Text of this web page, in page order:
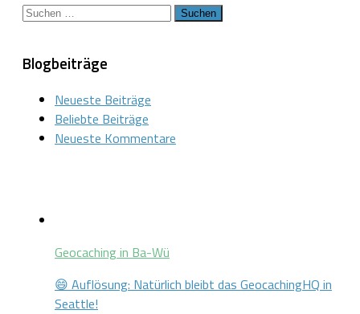
Suchen
Blogbeiträge
Neueste Beiträge
Beliebte Beiträge
Neueste Kommentare
Geocaching in Ba-Wü
😄 Auflösung: Natürlich bleibt das GeocachingHQ in
Seattle!